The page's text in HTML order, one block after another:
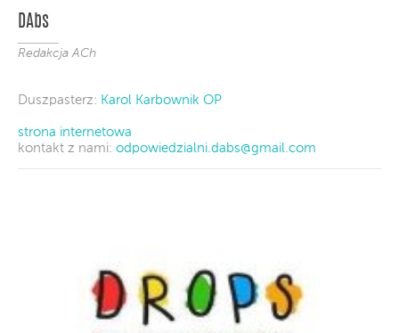
DAbs
Redakcja ACh
Duszpasterz: Karol Karbownik OP
strona internetowa
kontakt z nami: odpowiedzialni.dabs@gmail.com